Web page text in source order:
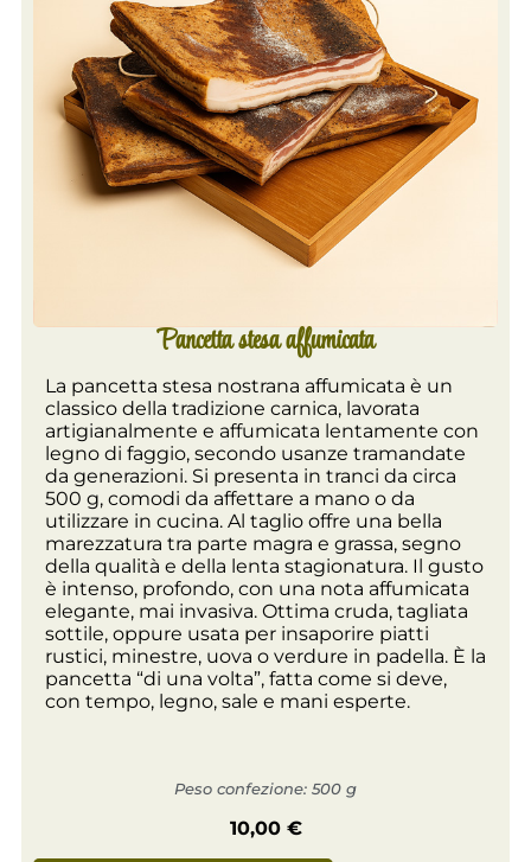
Pancetta stesa affumicata
La pancetta stesa nostrana affumicata è un
classico della tradizione carnica, lavorata
artigianalmente e affumicata lentamente con
legno di faggio, secondo usanze tramandate
da generazioni. Si presenta in tranci da circa
500 g, comodi da affettare a mano o da
utilizzare in cucina. Al taglio offre una bella
marezzatura tra parte magra e grassa, segno
della qualità e della lenta stagionatura. Il gusto
è intenso, profondo, con una nota affumicata
elegante, mai invasiva. Ottima cruda, tagliata
sottile, oppure usata per insaporire piatti
rustici, minestre, uova o verdure in padella. È la
pancetta “di una volta”, fatta come si deve,
con tempo, legno, sale e mani esperte.
Peso confezione: 500 g
10,00 €